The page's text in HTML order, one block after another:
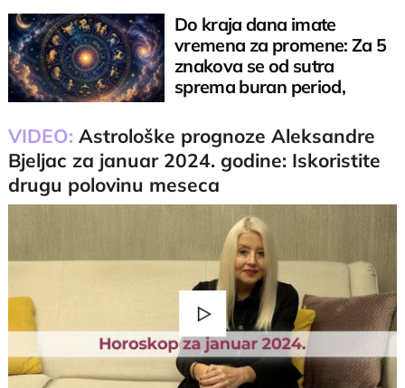
Do kraja dana imate
vremena za promene: Za 5
znakova se od sutra
sprema buran period,
VIDEO:Astrološke prognoze Aleksandre
Bjeljac za januar 2024. godine: Iskoristite
drugu polovinu meseca
Play
Video